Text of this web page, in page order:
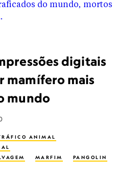
digitais
mamífero mais
mundo
ANIMAL
MARFIM
PANGOLIN